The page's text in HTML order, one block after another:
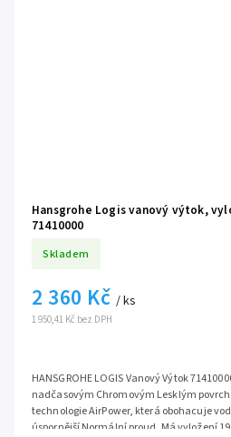
Hansgrohe Logis vanový výtok,
71410000
Skladem
1 950,41 Kč bez DPH
2 360 Kč / ks
HANSGROHE LOGIS Vanový Výtok
nadčasovým Chromovým Lesklým
technologie AirPower, která obohacuje
úspornější Normální proud. Má vyložení